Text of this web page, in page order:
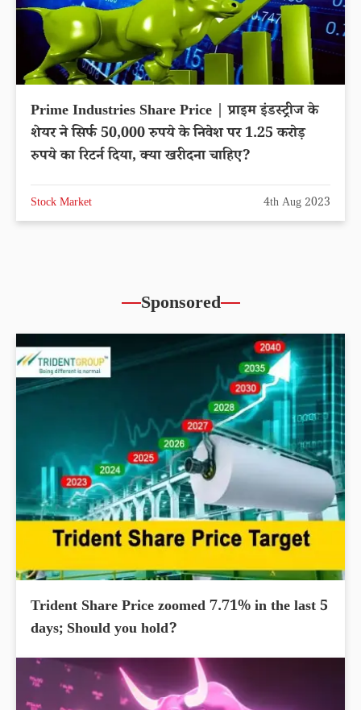
Prime Industries Share Price | प्राइम इंडस्ट्रीज के
शेयर ने सिर्फ 50,000 रुपये के निवेश पर 1.25 करोड़
रुपये का रिटर्न दिया, क्या खरीदना चाहिए?
Stock Market 4th Aug 2023
Sponsored
Trident Share Price zoomed 7.71% in the last 5
days; Should you hold?